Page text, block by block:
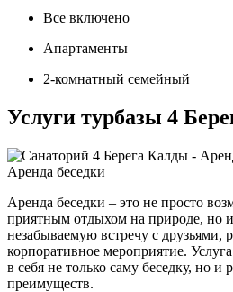
Все включено
Апартаменты
2-комнатный семейный
Услуги турбазы 4
Аренда беседки
Аренда беседки – это не просто
приятным отдыхом на природе, но
незабываемую встречу с друзьями,
корпоративное мероприятие.
в себя не только саму беседку, но и
преимуществ.